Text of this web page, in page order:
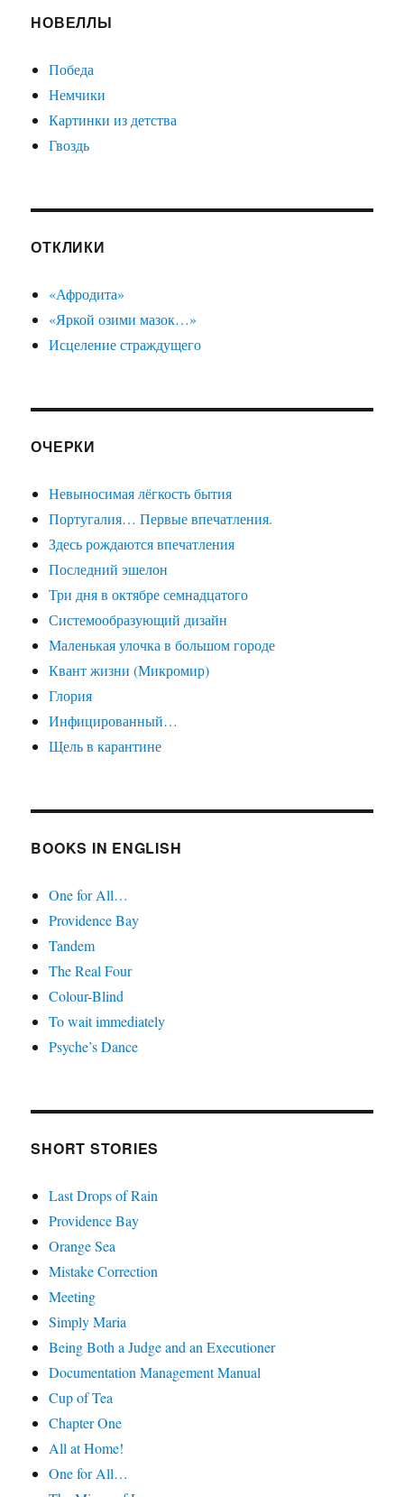
НОВЕЛЛЫ
Победа
Немчики
Картинки из детства
Гвоздь
ОТКЛИКИ
«Афродита»
«Яркой озими мазок…»
Исцеление страждущего
ОЧЕРКИ
Невыносимая лёгкость бытия
Португалия… Первые впечатления.
Здесь рождаются впечатления
Последний эшелон
Три дня в октябре семнадцатого
Системообразующий дизайн
Маленькая улочка в большом городе
Квант жизни (Микромир)
Глория
Инфицированный…
Щель в карантине
BOOKS IN ENGLISH
One for All…
Providence Bay
Tandem
The Real Four
Colour-Blind
To wait immediately
Psyche’s Dance
SHORT STORIES
Last Drops of Rain
Providence Bay
Orange Sea
Mistake Correction
Meeting
Simply Maria
Being Both a Judge and an Executioner
Documentation Management Manual
Cup of Tea
Chapter One
All at Home!
One for All…